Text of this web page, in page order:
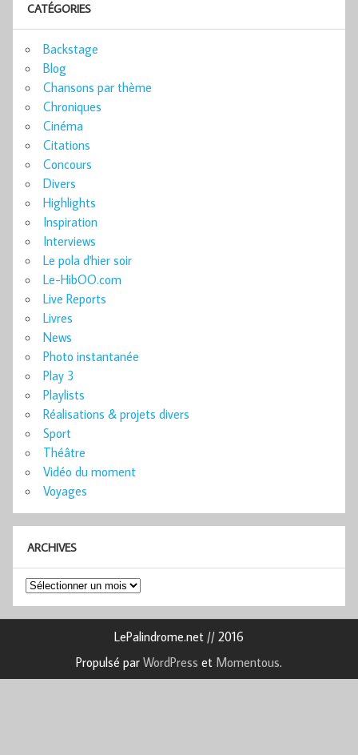
CATÉGORIES
Backstage
Blog
Chansons par thème
Chroniques
Cinéma
Citations
Concours
Divers
Highlights
Inspiration
Interviews
Le pola d'hier soir
Le-HibOO.com
Live Reports
Livres
News
Photo instantanée
Play 3
Playlists
Réalisations & projets divers
Sport
Théâtre
Vidéo du moment
Voyages
ARCHIVES
Archives
LePalindrome.net // 2016
Propulsé par WordPress et Momentous.